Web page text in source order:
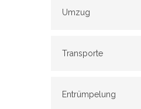
Umzug
Transporte
Entrümpelung